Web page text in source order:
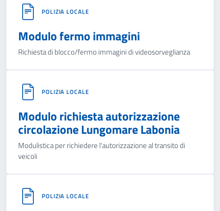
POLIZIA LOCALE
Modulo fermo immagini
Richiesta di blocco/fermo immagini di videosorveglianza
POLIZIA LOCALE
Modulo richiesta autorizzazione
circolazione Lungomare Labonia
Modulistica per richiedere l'autorizzazione al transito di
veicoli
POLIZIA LOCALE